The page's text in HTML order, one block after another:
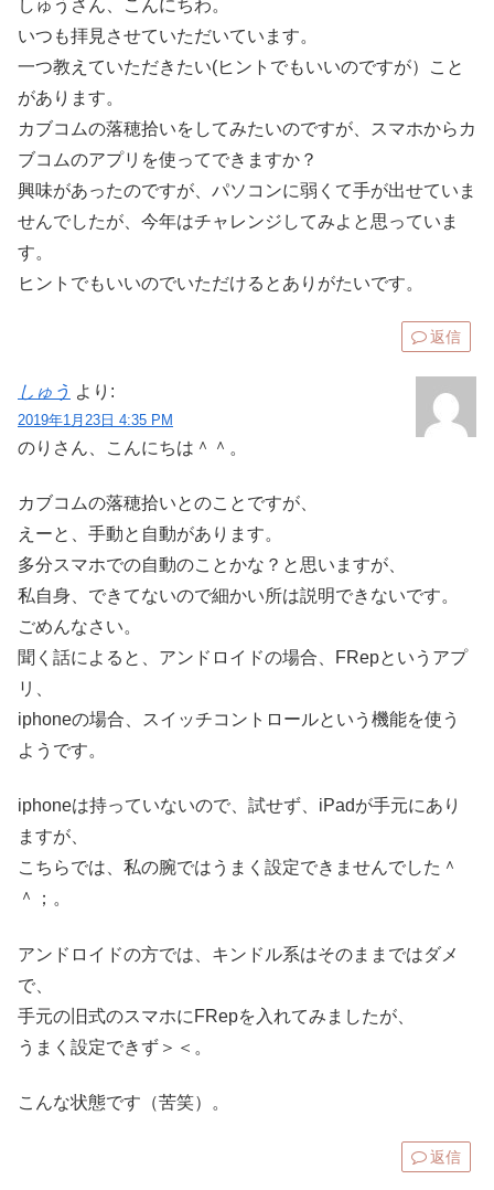
しゅうさん、こんにちわ。
いつも拝見させていただいています。
一つ教えていただきたい(ヒントでもいいのですが）こと
があります。
カブコムの落穂拾いをしてみたいのですが、スマホからカ
ブコムのアプリを使ってできますか？
興味があったのですが、パソコンに弱くて手が出せていま
せんでしたが、今年はチャレンジしてみよと思っていま
す。
ヒントでもいいのでいただけるとありがたいです。
返信
しゅう より:
2019年1月23日 4:35 PM
のりさん、こんにちは＾＾。
カブコムの落穂拾いとのことですが、
えーと、手動と自動があります。
多分スマホでの自動のことかな？と思いますが、
私自身、できてないので細かい所は説明できないです。
ごめんなさい。
聞く話によると、アンドロイドの場合、FRepというアプ
リ、
iphoneの場合、スイッチコントロールという機能を使う
ようです。
iphoneは持っていないので、試せず、iPadが手元にあり
ますが、
こちらでは、私の腕ではうまく設定できませんでした＾
＾；。
アンドロイドの方では、キンドル系はそのままではダメ
で、
手元の旧式のスマホにFRepを入れてみましたが、
うまく設定できず＞＜。
こんな状態です（苦笑）。
返信